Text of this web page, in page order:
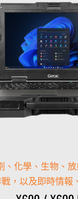
、化學、生物、
戰，以及即時情報